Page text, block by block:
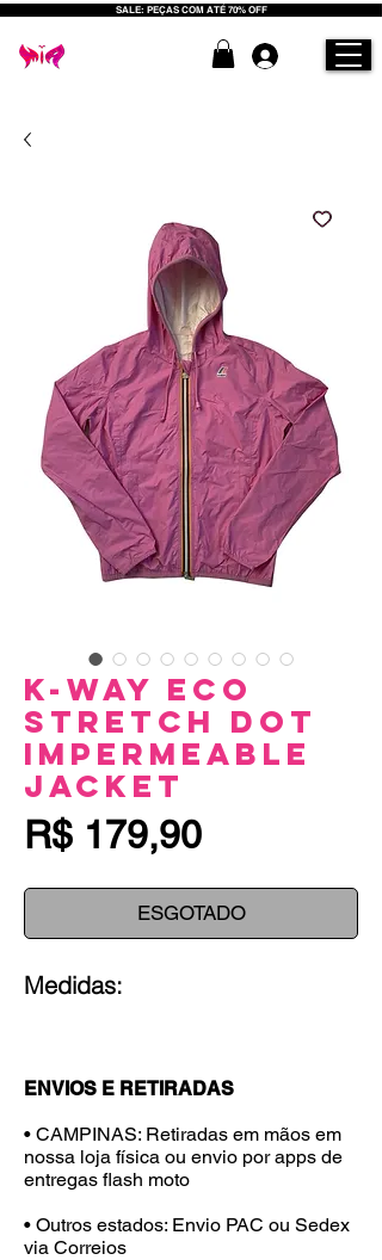
SALE: PEÇAS COM ATÉ 70% OFF
K-Way Eco
Stretch Dot
Impermeable
Jacket
R$ 179,90Preço
ESGOTADO
Medidas:
ENVIOS E RETIRADAS
• CAMPINAS: Retiradas em mãos em
nossa loja física ou envio por apps de
entregas flash moto
• Outros estados: Envio PAC ou Sedex
via Correios